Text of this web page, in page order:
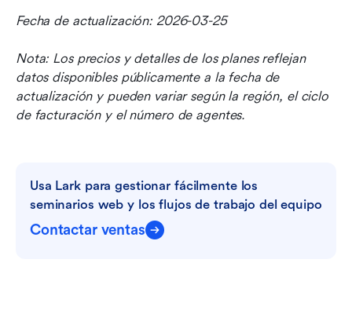
Fecha de actualización: 2026-03-25
Nota: Los precios y detalles de los planes reflejan
datos disponibles públicamente a la fecha de
actualización y pueden variar según la región, el ciclo
de facturación y el número de agentes.
Usa Lark para gestionar fácilmente los
seminarios web y los flujos de trabajo del equipo
Contactar ventas